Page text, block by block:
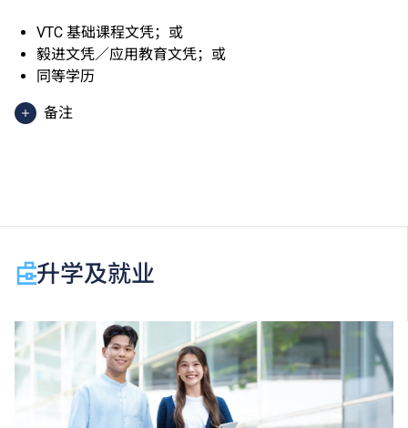
VTC 基础课程文凭；或
毅进文凭／应用教育文凭；或
同等学历
备注
于申请入学时只可计算一科其他语言科目（丙类科
目）。2024年及以前之其他语言科目取得「D或E级」
香港中学文凭考试科目成绩达「第二级」／「第三
级」。 2025年或以后之法语／德语／西班牙语语言能
力水平达A2或以上、日语达N3或以上 及 韩语达TOPIK
II, 3级或以上，均被接受为一般入学条件中的五科之
一。2026年起，乌尔都语成绩达E级或以上亦会被接
升学及就业